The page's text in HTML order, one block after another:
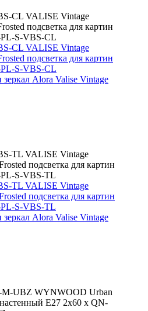
Alora Valise Vintage
Alora Valise Vintage